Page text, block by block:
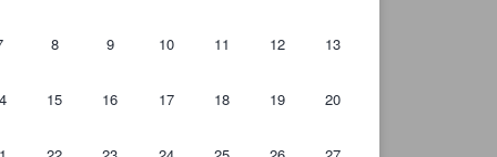
8 9 10 11 12 13
15 16 17 18 19 20